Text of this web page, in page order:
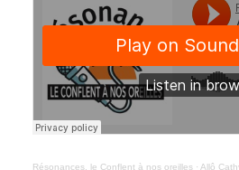
Résonances, le Conflent à nos oreilles· Allô Cathy,